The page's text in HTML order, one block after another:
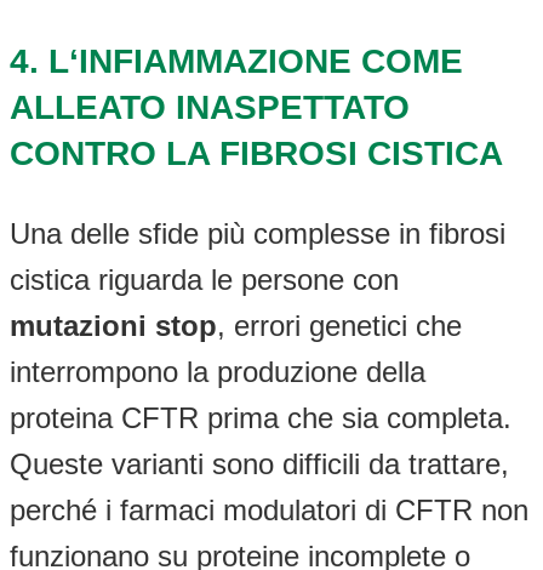
4. L‘INFIAMMAZIONE COME
ALLEATO INASPETTATO
CONTRO LA FIBROSI CISTICA
Una delle sfide più complesse in fibrosi
cistica riguarda le persone con
mutazioni stop, errori genetici che
interrompono la produzione della
proteina CFTR prima che sia completa.
Queste varianti sono difficili da trattare,
perché i farmaci modulatori di CFTR non
funzionano su proteine incomplete o